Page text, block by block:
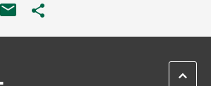
na nové kartě
otevře na nové kartě
se otevře na nové kartě
ZPĚT